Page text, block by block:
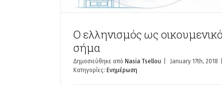
Ο ελληνισμός ως οικουμενικό
σήμα
Δημοσιεύθηκε από Nasia Tsellou January 17th, 2018
Κατηγορίες: Ενημέρωση